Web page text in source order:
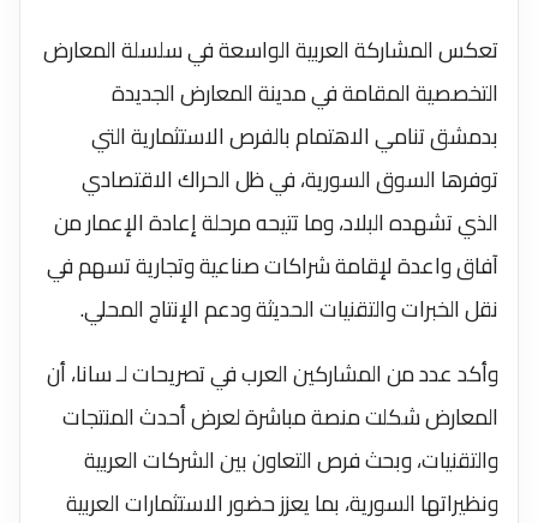
تعكس المشاركة العربية الواسعة في سلسلة المعارض
التخصصية المقامة في مدينة المعارض الجديدة
بدمشق تنامي الاهتمام بالفرص الاستثمارية التي
توفرها السوق السورية، في ظل الحراك الاقتصادي
الذي تشهده البلاد، وما تتيحه مرحلة إعادة الإعمار من
آفاق واعدة لإقامة شراكات صناعية وتجارية تسهم في
نقل الخبرات والتقنيات الحديثة ودعم الإنتاج المحلي.
وأكد عدد من المشاركين العرب في تصريحات لـ سانا، أن
المعارض شكلت منصة مباشرة لعرض أحدث المنتجات
والتقنيات، وبحث فرص التعاون بين الشركات العربية
ونظيراتها السورية، بما يعزز حضور الاستثمارات العربية